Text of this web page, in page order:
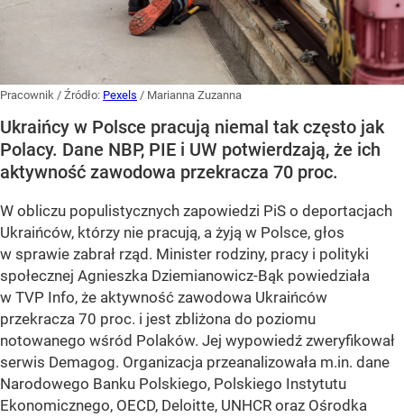
Pracownik / Źródło: Pexels / Marianna Zuzanna
Ukraińcy w Polsce pracują niemal tak często jak
Polacy. Dane NBP, PIE i UW potwierdzają, że ich
aktywność zawodowa przekracza 70 proc.
W obliczu populistycznych zapowiedzi PiS o deportacjach
Ukraińców, którzy nie pracują, a żyją w Polsce, głos
w sprawie zabrał rząd. Minister rodziny, pracy i polityki
społecznej Agnieszka Dziemianowicz-Bąk powiedziała
w TVP Info, że aktywność zawodowa Ukraińców
przekracza 70 proc. i jest zbliżona do poziomu
notowanego wśród Polaków. Jej wypowiedź zweryfikował
serwis Demagog. Organizacja przeanalizowała m.in. dane
Narodowego Banku Polskiego, Polskiego Instytutu
Ekonomicznego, OECD, Deloitte, UNHCR oraz Ośrodka